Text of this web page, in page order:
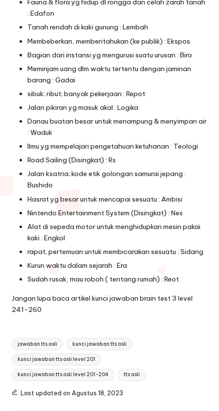
Fauna & flora yg hidup dl rongga dan celah zarah tanah
: Edafon
Tanah rendah di kaki gunung : Lembah
Membeberkan, memberitahukan (ke publik) : Ekspos
Bagian dari instansi yg mengurusi suatu urusan : Biro
Meminjam uang dlm waktu tertentu dengan jaminan
barang : Gadai
sibuk; ribut; banyak pekerjaan : Repot
Jalan pikiran yg masuk akal : Logika
Danau buatan besar untuk menampung & menyimpan air
: Waduk
Ilmu yg mempelajari pengetahuan ketuhanan : Teologi
Road Sailing (Disingkat) : Rs
Jalan ksatria; kode etik golongan samurai jepang :
Bushido
Hasrat yg besar untuk mencapai sesuatu : Ambisi
Nintendo Entertainment System (Disingkat) : Nes
Alat di sepeda motor untuk menghidupkan mesin pakai
kaki : Engkol
rapat; pertemuan untuk membicarakan sesuatu : Sidang
Kurun waktu dalam sejarah : Era
Sudah rusak, mau roboh ( tentang rumah) : Reot
Jangan lupa baca artikel kunci jawaban brain test 3 level
241-260
Tags:
jawaban tts asli kunci jawaban tts asli
kunci jawaban tts asli level 201
kunci jawaban tts asli level 201-204 tts asli
Last updated on Agustus 18, 2023